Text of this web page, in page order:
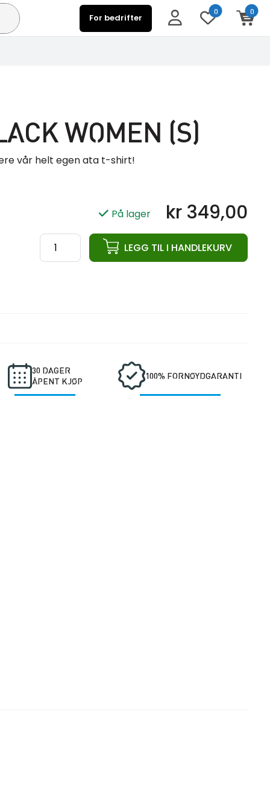
For bedrifter
0 0
WOMEN (S)
vår helt egen ata t-shirt!
På lager kr 349,00
ata
T-
LEGG TIL I HANDLEKURV
30 DAGER
ÅPENT KJØP
100% FORNØYDGARANTI